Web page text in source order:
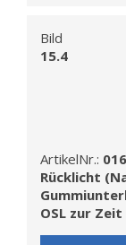
Bild
15.4
ArtikelNr.:
Rücklicht
OSL zur